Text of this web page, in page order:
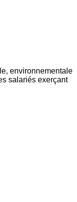
environnementale
salariés exerçant